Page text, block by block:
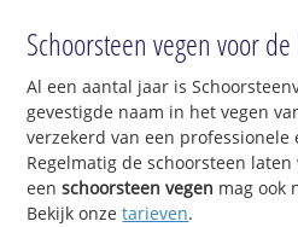
Schoorsteen vegen voor
Al een aantal jaar is
gevestigde naam in het vegen
verzekerd van een professionele
Regelmatig de schoorsteen
eenschoorsteen vegen mag ook
Bekijk onzetarieven.